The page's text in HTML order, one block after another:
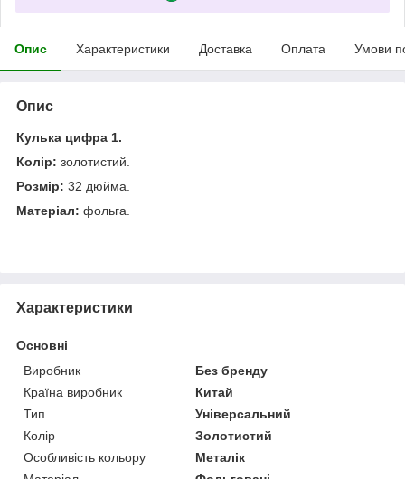
Опис Характеристики Доставка Оплата Умови
Опис
Кулька цифра 1.
Колір: золотистий.
Розмір: 32 дюйма.
Матеріал: фольга.
Характеристики
Основні
Виробник
Без бренду
Країна виробник
Китай
Тип
Універсальний
Колір
Золотистий
Особливість кольору
Металік